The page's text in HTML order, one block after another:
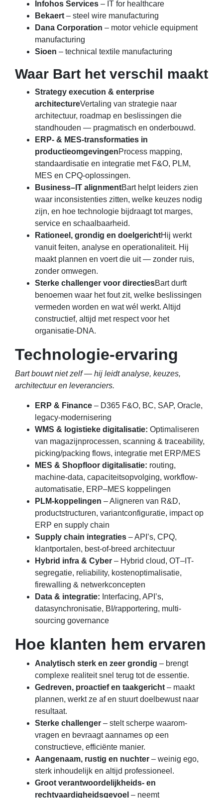
Infohos Services – IT for healthcare
Bekaert – steel wire manufacturing
Dana Corporation – motor vehicle equipment
manufacturing
Sioen – technical textile manufacturing
Waar Bart het verschil maakt
Strategy execution & enterprise
architectureVertaling van strategie naar
architectuur, roadmap en beslissingen die
standhouden — pragmatisch en onderbouwd.
ERP- & MES-transformaties in
productieomgevingenProcess mapping,
standaardisatie en integratie met F&O, PLM,
MES en CPQ-oplossingen.
Business–IT alignmentBart helpt leiders zien
waar inconsistenties zitten, welke keuzes nodig
zijn, en hoe technologie bijdraagt tot marges,
service en schaalbaarheid.
Rationeel, grondig en doelgerichtHij werkt
vanuit feiten, analyse en operationaliteit. Hij
maakt plannen en voert die uit — zonder ruis,
zonder omwegen.
Sterke challenger voor directiesBart durft
benoemen waar het fout zit, welke beslissingen
vermeden worden en wat wél werkt. Altijd
constructief, altijd met respect voor het
organisatie-DNA.
Technologie-ervaring
Bart bouwt niet zelf — hij leidt analyse, keuzes,
architectuur en leveranciers.
ERP & Finance – D365 F&O, BC, SAP, Oracle,
legacy-modernisering
WMS & logistieke digitalisatie: Optimaliseren
van magazijnprocessen, scanning & traceability,
picking/packing flows, integratie met ERP/MES
MES & Shopfloor digitalisatie: routing,
machine-data, capaciteitsopvolging, workflow-
automatisatie, ERP–MES koppelingen
PLM-koppelingen – Aligneren van R&D,
productstructuren, variantconfiguratie, impact op
ERP en supply chain
Supply chain integraties – API’s, CPQ,
klantportalen, best-of-breed architectuur
Hybrid infra & Cyber – Hybrid cloud, OT–IT-
segregatie, reliability, kostenoptimalisatie,
firewalling & netwerkconcepten
Data & integratie: Interfacing, API’s,
datasynchronisatie, BI/rapportering, multi-
sourcing governance
Hoe klanten hem ervaren
Analytisch sterk en zeer grondig – brengt
complexe realiteit snel terug tot de essentie.
Gedreven, proactief en taakgericht – maakt
plannen, werkt ze af en stuurt doelbewust naar
resultaat.
Sterke challenger – stelt scherpe waarom-
vragen en bevraagt aannames op een
constructieve, efficiënte manier.
Aangenaam, rustig en nuchter – weinig ego,
sterk inhoudelijk en altijd professioneel.
Groot verantwoordelijkheids- en
rechtvaardigheidsgevoel – neemt